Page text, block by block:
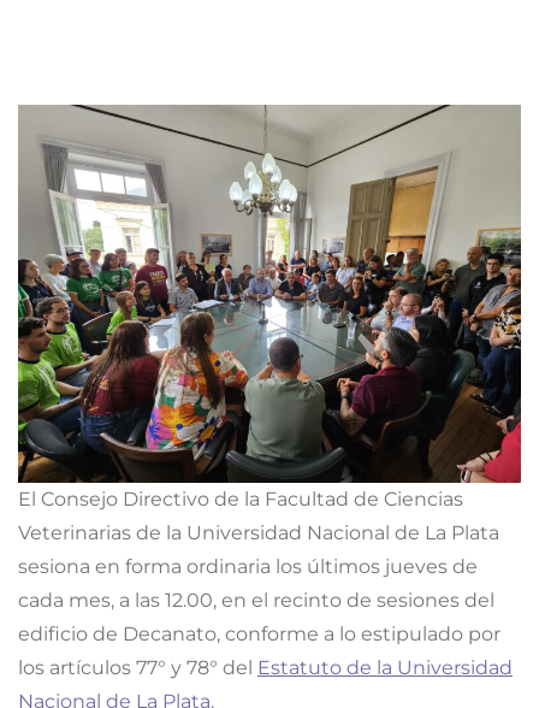
El Consejo Directivo de la Facultad de Ciencias
Veterinarias de la Universidad Nacional de La Plata
sesiona en forma ordinaria los últimos jueves de
cada mes, a las 12.00, en el recinto de sesiones del
edificio de Decanato, conforme a lo estipulado por
los artículos 77° y 78° del Estatuto de la Universidad
Nacional de La Plata.